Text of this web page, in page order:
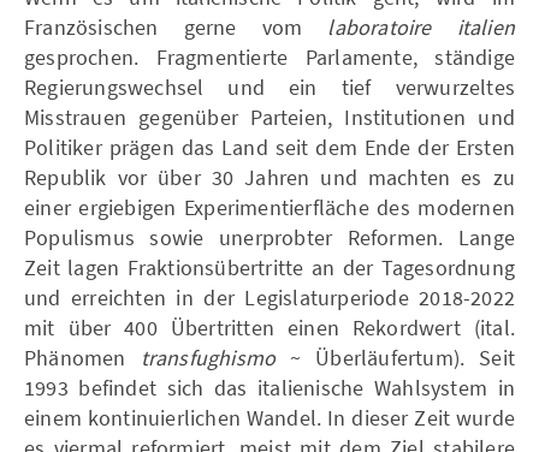
Französischen gerne vom laboratoire italien
gesprochen. Fragmentierte Parlamente, ständige
Regierungswechsel und ein tief verwurzeltes
Misstrauen gegenüber Parteien, Institutionen und
Politiker prägen das Land seit dem Ende der Ersten
Republik vor über 30 Jahren und machten es zu
einer ergiebigen Experimentierfläche des modernen
Populismus sowie unerprobter Reformen. Lange
Zeit lagen Fraktionsübertritte an der Tagesordnung
und erreichten in der Legislaturperiode 2018-2022
mit über 400 Übertritten einen Rekordwert (ital.
Phänomen
transfughismo~ Überläufertum). Seit
1993 befindet sich das italienische Wahlsystem in
einem kontinuierlichen Wandel. In dieser Zeit wurde